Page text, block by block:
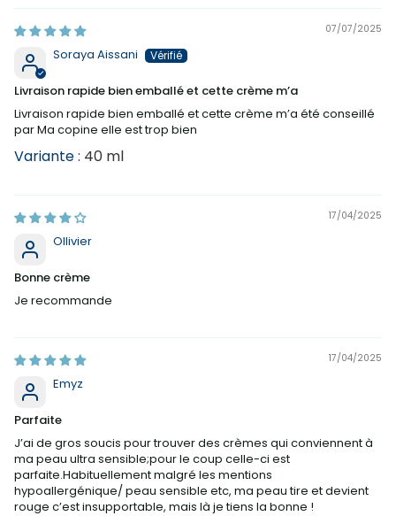
07/07/2025
Soraya Aissani
Livraison rapide bien emballé et cette crème m’a
Livraison rapide bien emballé et cette crème m’a été conseillé
par Ma copine elle est trop bien
40 ml
17/04/2025
Ollivier
Bonne crème
Je recommande
17/04/2025
Emyz
Parfaite
J’ai de gros soucis pour trouver des crèmes qui conviennent à
ma peau ultra sensible;pour le coup celle-ci est
parfaite.Habituellement malgré les mentions
hypoallergénique/ peau sensible etc, ma peau tire et devient
rouge c’est insupportable, mais là je tiens la bonne !